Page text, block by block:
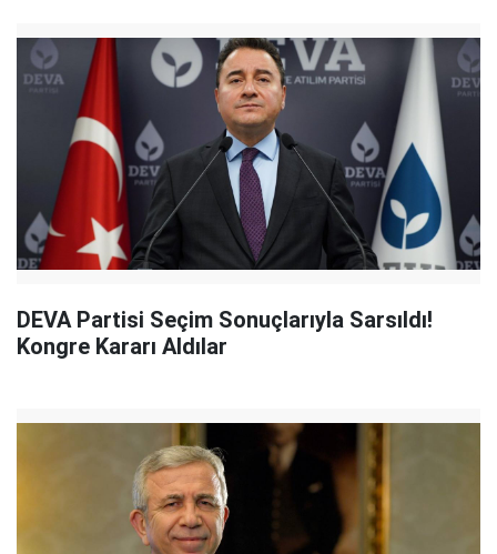
DEVA Partisi Seçim Sonuçlarıyla Sarsıldı!
Kongre Kararı Aldılar